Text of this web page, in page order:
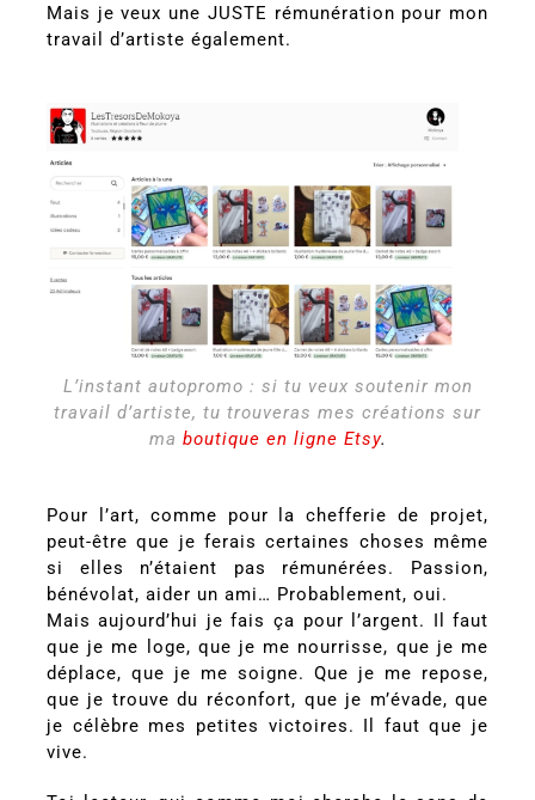
Mais je veux une JUSTE rémunération pour mon
travail d’artiste également.
L’instant autopromo : si tu veux soutenir mon
travail d’artiste, tu trouveras mes créations sur
ma boutique en ligne Etsy.
Pour l’art, comme pour la chefferie de projet,
peut-être que je ferais certaines choses même
si elles n’étaient pas rémunérées. Passion,
bénévolat, aider un ami… Probablement, oui.
Mais aujourd’hui je fais ça pour l’argent. Il faut
que je me loge, que je me nourrisse, que je me
déplace, que je me soigne. Que je me repose,
que je trouve du réconfort, que je m’évade, que
je célèbre mes petites victoires. Il faut que je
vive.